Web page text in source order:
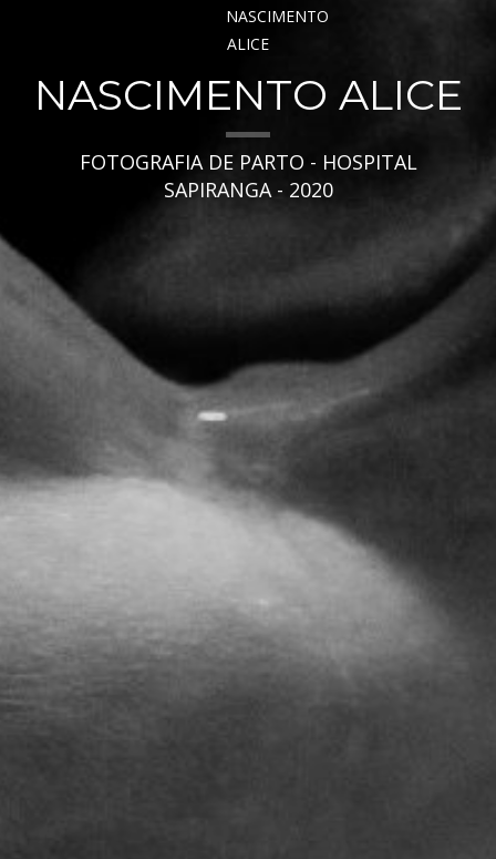
NASCIMENTO ALICE
FOTOGRAFIA DE PARTO - HOSPITAL
SAPIRANGA - 2020